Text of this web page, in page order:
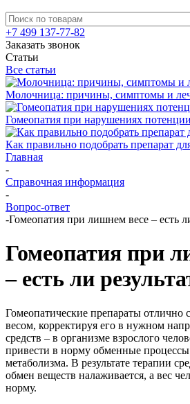
+7 499 137-77-82
Заказать звонок
Статьи
Все статьи
Молочница: причины, симптомы и
Гомеопатия при нарушениях потенции
Как правильно подобрать препарат
Главная
-
Справочная информация
-
Вопрос-ответ
-Гомеопатия при лишнем весе – есть
Гомеопатия при
– есть ли
Гомеопатические препараты
весом, корректируя его в нужном
средств – в организме взрослого
привести в норму обменные
метаболизма. В результате терапии
обмен веществ налаживается, а вес
норму.